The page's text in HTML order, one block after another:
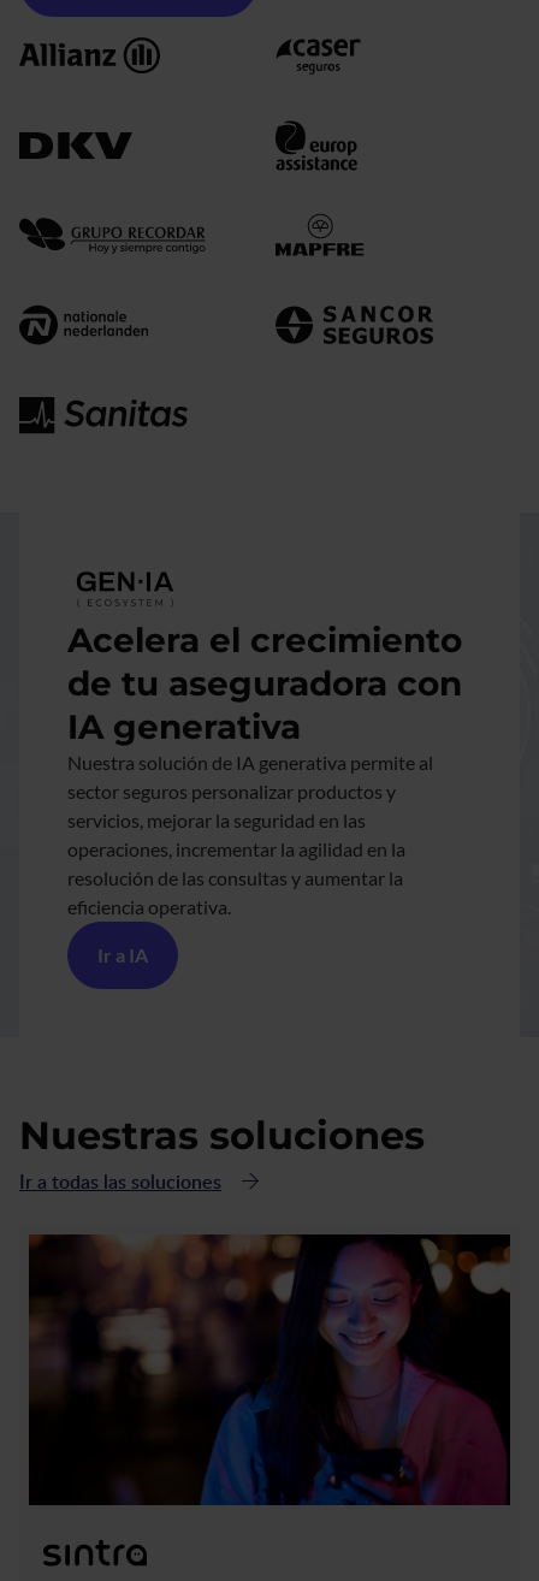
Acelera el crecimiento
de tu aseguradora con
IA generativa
Nuestra solución de IA generativa permite al
sector seguros personalizar productos y
servicios, mejorar la seguridad en las
operaciones, incrementar la agilidad en la
resolución de las consultas y aumentar la
eficiencia operativa.
Ir a IA
Nuestras soluciones
Ir a todas las soluciones